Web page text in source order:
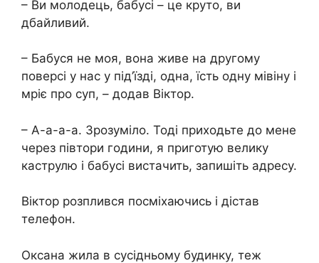
– Ви молодець, бабусі – це круто, ви
дбайливий.
– Бабуся не моя, вона живе на другому
поверсі у нас у під’їзді, одна, їсть одну мівіну і
мріє про суп, – додав Віктор.
– А-а-а-а. Зрозуміло. Тоді приходьте до мене
через півтори години, я приготую велику
каструлю і бабусі вистачить, запишіть адресу.
Віктор розплився посміхаючись і дістав
телефон.
Оксана жила в сусідньому будинку, теж